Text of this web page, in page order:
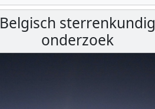
Belgisch sterrenkundig
onderzoek